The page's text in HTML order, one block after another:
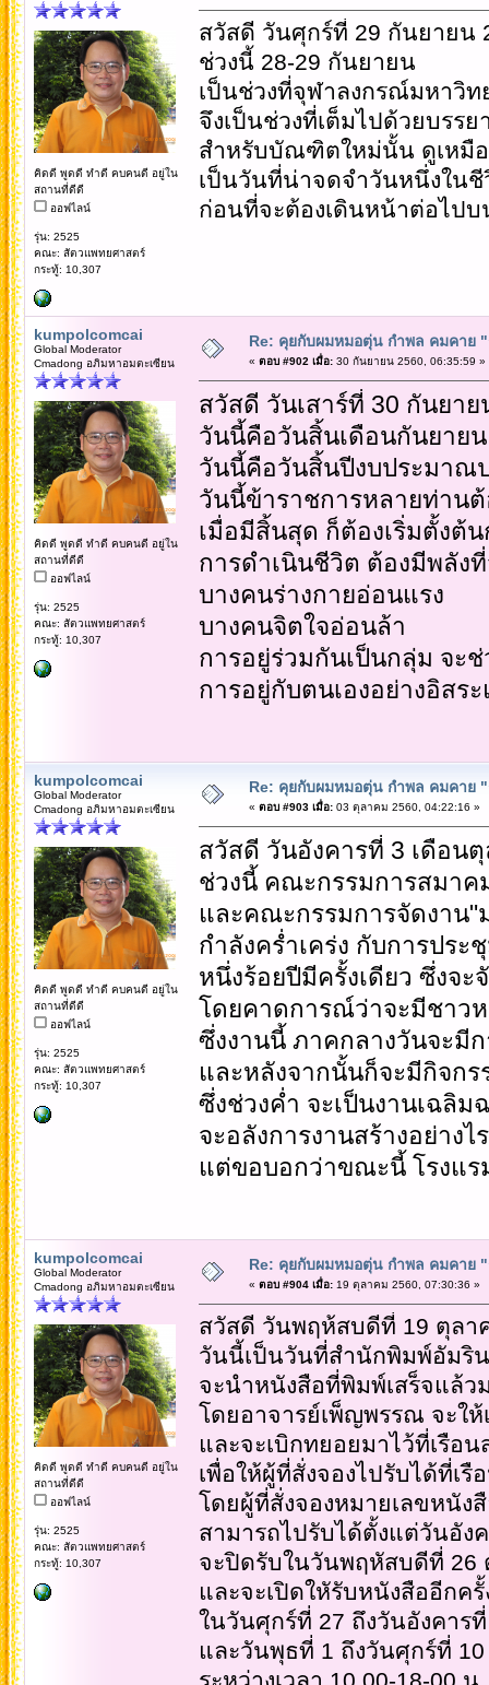
คิดดี พูดดี ทำดี คบคนดี อยู่ใน
สถานที่ดีดี
ออฟไลน์
รุ่น: 2525
คณะ: สัตวแพทยศาสตร์
กระทู้: 10,307
สวัสดี วันศุกร์ที่ 29 กันยายน
ช่วงนี้ 28-29 กันยายน
เป็นช่วงที่จุฬาลงกรณ์มหาวิ
จึงเป็นช่วงที่เต็มไปด้วยบรร
สำหรับบัณฑิตใหม่นั้น ดูเหมื
เป็นวันที่น่าจดจำวันหนึ่งในชี
ก่อนที่จะต้องเดินหน้าต่อไปบ
kumpolcomcai
Global Moderator
Cmadong อภิมหาอมตะเซียน
คิดดี พูดดี ทำดี คบคนดี อยู่ใน
สถานที่ดีดี
ออฟไลน์
รุ่น: 2525
คณะ: สัตวแพทยศาสตร์
กระทู้: 10,307
Re: คุยกับผมหมอตุ่น กำพล คมคาย
« ตอบ #902 เมื่อ:30 กันยายน 2560, 06:35:59 »
สวัสดี วันเสาร์ที่ 30 กันยาย
วันนี้คือวันสิ้นเดือนกันยายน
วันนี้คือวันสิ้นปีงบประมาณ
วันนี้ข้าราชการหลายท่านต้
เมื่อมีสิ้นสุด ก็ต้องเริ่มตั้งต้
การดำเนินชีวิต ต้องมีพลัง
บางคนร่างกายอ่อนแรง
บางคนจิตใจอ่อนล้า
การอยู่ร่วมกันเป็นกลุ่ม จะช่
การอยู่กับตนเองอย่างอิสร
kumpolcomcai
Global Moderator
Cmadong อภิมหาอมตะเซียน
คิดดี พูดดี ทำดี คบคนดี อยู่ใน
สถานที่ดีดี
ออฟไลน์
รุ่น: 2525
คณะ: สัตวแพทยศาสตร์
กระทู้: 10,307
Re: คุยกับผมหมอตุ่น กำพล คมคาย
« ตอบ #903 เมื่อ:03 ตุลาคม 2560, 04:22:16 »
สวัสดี วันอังคารที่ 3 เดือน
ช่วงนี้ คณะกรรมการสมา
และคณะกรรมการจัดงาน"
กำลังคร่ำเคร่ง กับการปร
หนึ่งร้อยปีมีครั้งเดียว ซึ่งจ
โดยคาดการณ์ว่าจะมีชาว
ซึ่งงานนี้ ภาคกลางวันจะมี
และหลังจากนั้นก็จะมีกิจกร
ซึ่งช่วงค่ำ จะเป็นงานเฉลิ
จะอลังการงานสร้างอย่าง
แต่ขอบอกว่าขณะนี้ โรงแร
kumpolcomcai
Global Moderator
Cmadong อภิมหาอมตะเซียน
คิดดี พูดดี ทำดี คบคนดี อยู่ใน
สถานที่ดีดี
ออฟไลน์
รุ่น: 2525
คณะ: สัตวแพทยศาสตร์
กระทู้: 10,307
Re: คุยกับผมหมอตุ่น กำพล คมคาย
« ตอบ #904 เมื่อ:19 ตุลาคม 2560, 07:30:36 »
สวัสดี วันพฤห้สบดีที่ 19 ตุลา
วันนี้เป็นวันที่สำนักพิมพ์อัมริ
จะนำหนังสือที่พิมพ์เสร็จแล้
โดยอาจารย์เพ็ญพรรณ จะใ
และจะเบิกทยอยมาไว้ที่เรือ
เพื่อให้ผู้ที่สั่งจองไปรับได้ที่เรื
โดยผู้ที่สั่งจองหมายเลขหนั
สามารถไปรับได้ตั้งแต่วันอัง
จะปิดรับในวันพฤหัสบดีที่ 26
และจะเปิดใหัรับหนังสืออีกครั้
ในวันศุกร์ที่ 27 ถึงวันอังคาร
และวันพุธที่ 1 ถึงวันศุกร์ที่